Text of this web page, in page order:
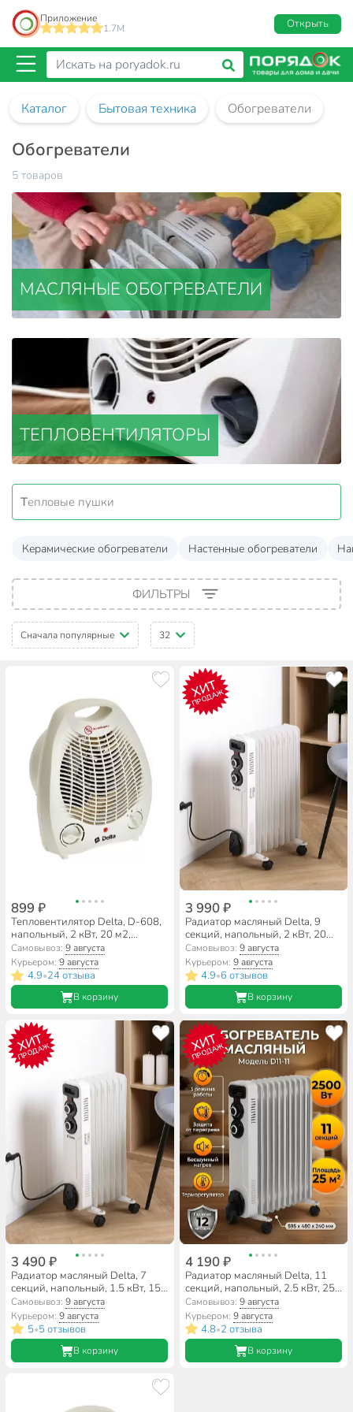
Приложение
1.7M
Открыть
Каталог Бытовая техника Обогреватели
Обогреватели
5 товаров
МАСЛЯНЫЕ ОБОГРЕВАТЕЛИ
ТЕПЛОВЕНТИЛЯТОРЫ
Тепловые пушки
Керамические обогреватели Настенные обогреватели
ФИЛЬТРЫ
Сначала популярные 32
899 ₽
Тепловентилятор Delta, D-608,
напольный, 2 кВт, 20 м2,
спиральный, белый
Самовывоз:9 августа
Курьером:9 августа
4.9•24 отзыва
В корзину
ХИТ
ПРОДАЖ
3 990 ₽
Радиатор масляный Delta, 9
секций, напольный, 2 кВт, 20
м2, светло-серый, D11-9
Самовывоз: 9 августа
Курьером: 9 августа
4.9•6 отзывов
В корзину
ХИТ
ПРОДАЖ
3 490 ₽
Радиатор масляный Delta, 7
секций, напольный, 1.5 кВт, 15
м2, светло-серый, D11-7
Самовывоз:9 августа
Курьером:9 августа
5•5 отзывов
В корзину
ХИТ
ПРОДАЖ
4 190 ₽
Радиатор масляный Delta, 11
секций, напольный, 2.5 кВт, 25
м2, светло-серый, D11-11
Самовывоз: 9 августа
Курьером: 9 августа
4.8•2 отзыва
В корзину